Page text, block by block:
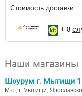
Стоимость доставки:
+ 8
Наши магазины
Шоурум г. Мытищи
М.о., г. Мытищи,